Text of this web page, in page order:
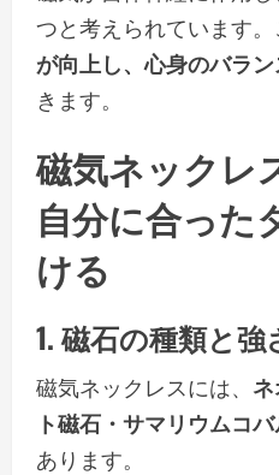
つと考えられています。
が向上し、心身のバラン
きます。
磁気ネックレ
自分に合った
ける
1. 磁石の種類と
磁気ネックレスには、
ト磁石・サマリウムコ
あります。